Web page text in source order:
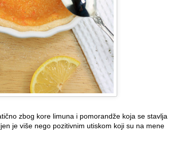
zbog kore limuna i pomorandže koja se stavlja
je više nego pozitivnim utiskom koji su na mene